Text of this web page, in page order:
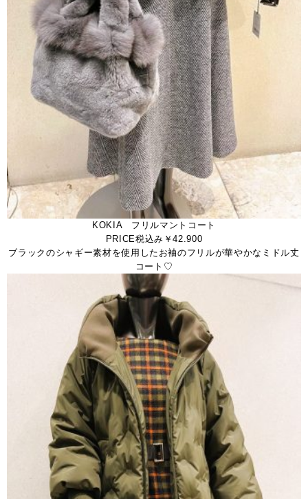
KOKIA フリルマントコート
PRICE税込み￥42.900
ブラックのシャギー素材を使用したお袖のフリルが華やかなミドル丈
コート♡